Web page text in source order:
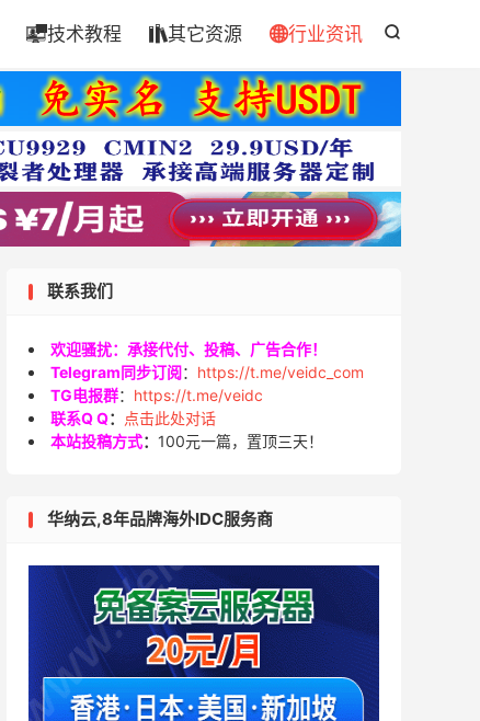

技术教程 其它资源 行业资讯
联系我们
欢迎骚扰：承接代付、投稿、广告合作！
Telegram同步订阅： https://t.me/veidc_com
TG电报群： https://t.me/veidc
联系Q Q：
点击此处对话
本站投稿方式： 100元一篇，置顶三天！
华纳云,8年品牌海外IDC服务商